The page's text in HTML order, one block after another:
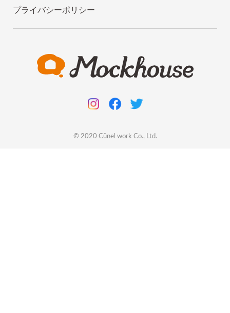
プライバシーポリシー
© 2020 Cünel work Co., Ltd.